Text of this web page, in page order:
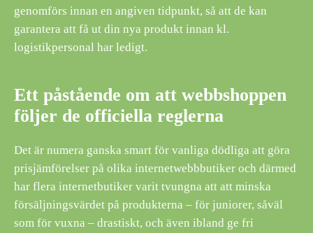
genomförs innan en angiven tidpunkt, så att de kan
garantera att få ut din nya produkt innan kl.
logistikpersonal har ledigt.
Ett påstående om att webbshoppen
följer de officiella reglerna
Det är numera ganska smart för vanliga dödliga att göra
prisjämförelser på olika internetwebbbutiker och därmed
har flera internetbutiker varit tvungna att att minska
försäljningsvärdet på produkterna – för juniorer, såväl
som för vuxna – drastiskt, och även ibland ge fri